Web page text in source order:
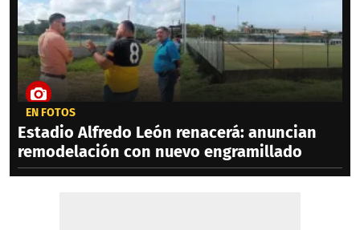
EN FOTOS
Estadio Alfredo León renacerá: anuncian
remodelación con nuevo engramillado